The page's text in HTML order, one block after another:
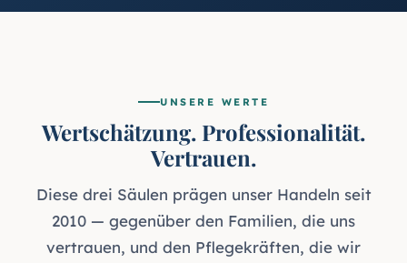
UNSERE WERTE
Wertschätzung. Professionalität.
Vertrauen.
Diese drei Säulen prägen unser Handeln seit
2010 — gegenüber den Familien, die uns
vertrauen, und den Pflegekräften, die wir